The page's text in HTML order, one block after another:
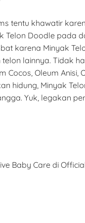
tentu khawatir
Telon Doodle pada
karena Minyak
lainnya. Tidak
Cocos, Oleum Anisi,
hidung, Minyak
Yuk, legakan
Baby Care di